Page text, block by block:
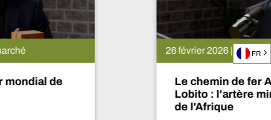
26 février 2026 | Actualités du marché
Le chemin de fer Atlantique de
Lobito : l'artère minière stratégique
FR